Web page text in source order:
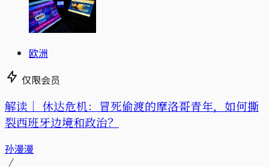
欧洲
仅限会员
解读｜ 休达危机：冒死偷渡的摩洛哥青年，如何撕
裂西班牙边境和政治？
孙漫漫